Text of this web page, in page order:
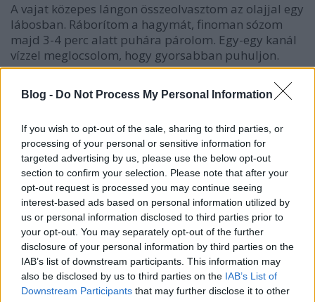
Blog - Do Not Process My Personal Information
If you wish to opt-out of the sale, sharing to third parties, or
processing of your personal or sensitive information for
targeted advertising by us, please use the below opt-out
section to confirm your selection. Please note that after your
opt-out request is processed you may continue seeing
interest-based ads based on personal information utilized by
us or personal information disclosed to third parties prior to
your opt-out. You may separately opt-out of the further
disclosure of your personal information by third parties on the
IAB’s list of downstream participants. This information may
also be disclosed by us to third parties on the IAB’s List of
Downstream Participants that may further disclose it to other
A vajat közepes lángon összeolvasztom az olajjal egy
lábosban. Ráborítom a hagymát, finoman sózom
majd 3-4 perc alatt puhára párolom. Egy-egy kanál
vízzel meglocsolom, hogy gyorsabban puhuljon.
Ráborítom a krumplit, felöntöm az alaplével,
beledobom a bebérlevelet, a peterzselyem szárát,
sózom és fedő alatt forrástól számítva 12-13 percig
harapható. Az érett avokádót belekockázom egy
magas falú mérőedénybe, rámerek egy bő
merőkanálnyi főzeléket és az egészet
összepürésítem. Visszaöntöm az alaphoz. A joghurot
kikeverem a keményítővel és besűrítem vele a
főzeléket. Már nem forralom, csak összemelegítem.
Belekeverem a citrom levét, lereszelt héját és a
petrezselyem kétharmadát. Tálalásnál olívaolajjal,
chilipehelyell ízesítem.
facebook-on is ott vagyok.